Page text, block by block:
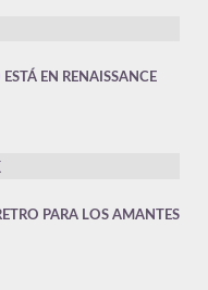
EN RENAISSANCE
PARA LOS AMANTES